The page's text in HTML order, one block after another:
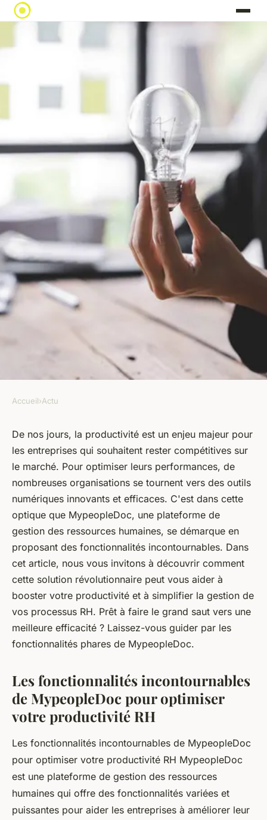
Optimisez votre productivité
avec MypeopleDoc : découvrez
ses fonctionnalités
incontournables
Accueil›Actu
De nos jours, la productivité est un enjeu majeur pour
les entreprises qui souhaitent rester compétitives sur
le marché. Pour optimiser leurs performances, de
nombreuses organisations se tournent vers des outils
numériques innovants et efficaces. C'est dans cette
optique que MypeopleDoc, une plateforme de
gestion des ressources humaines, se démarque en
proposant des fonctionnalités incontournables. Dans
cet article, nous vous invitons à découvrir comment
cette solution révolutionnaire peut vous aider à
booster votre productivité et à simplifier la gestion de
vos processus RH. Prêt à faire le grand saut vers une
meilleure efficacité ? Laissez-vous guider par les
fonctionnalités phares de MypeopleDoc.
Les fonctionnalités incontournables
de MypeopleDoc pour optimiser
votre productivité RH
Les fonctionnalités incontournables de MypeopleDoc
pour optimiser votre productivité RH MypeopleDoc
est une plateforme de gestion des ressources
humaines qui offre des fonctionnalités variées et
puissantes pour aider les entreprises à améliorer leur